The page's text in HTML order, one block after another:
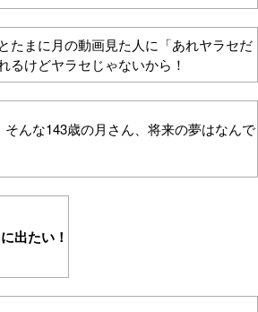
まに月の動画見た人に「あれヤラセだ
るけどヤラセじゃないから！
んな143歳の月さん、将来の夢はなんで
出たい！